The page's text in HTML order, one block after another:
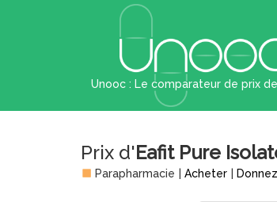
Unooc : Le comparateur de prix
Prix d'Eafit Pure
Parapharmacie Acheter